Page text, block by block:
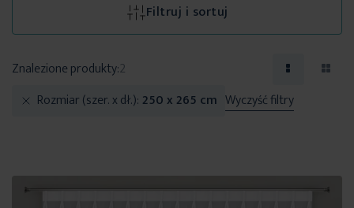
Filtruj i sortuj
Znalezione produkty:2
Rozmiar (szer. x dł.) 250 x 265 cm Wyczyść filtry